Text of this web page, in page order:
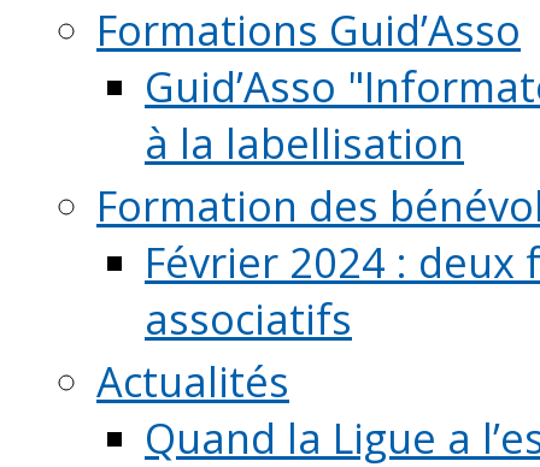
Formations Guid’Asso
Guid’Asso
à la labellisation
Formation des
Février 2024 :
associatifs
Actualités
Quand la Ligue a